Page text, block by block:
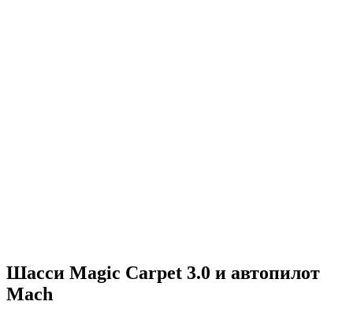
Шасси Magic Carpet 3.0 и автопилот
Mach